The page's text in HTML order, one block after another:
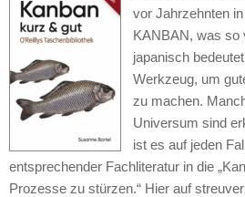
vor Jahrzehnten
KANBAN, was so
japanisch
Werkzeug, um
zu machen.
Universum sind
ist es auf jeden
entsprechender Fachliteratur in die
Prozesse zu stürzen.“ Hier auf